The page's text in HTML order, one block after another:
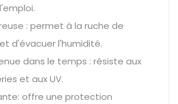
: permet à la ruche de
d'évacuer l'humidité.
dans le temps : résiste aux
et aux UV.
offre une protection